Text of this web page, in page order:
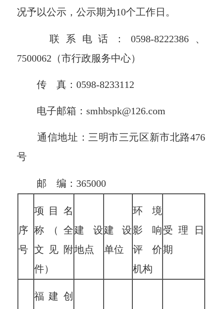
况予以公示，公示期为10个工作日。
联系电话： 0598-8222386、
7500062 （市行政服务中心）
传 真：0598-8233112
电子邮箱：smhbspk@126.com
通信地址：三明市三元区新市北路476
号
邮 编： 365000
序
号
项目名
称（全
文见附
件）
建设
地点
建设
单位
环境
影响
评价
机构
受理日
期
福建创